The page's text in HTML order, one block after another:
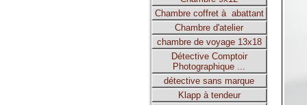
Chambre coffret à abattant
Chambre d'atelier
chambre de voyage 13x18
Détective Comptoir
Photographique ...
détective sans marque
Klapp à tendeur